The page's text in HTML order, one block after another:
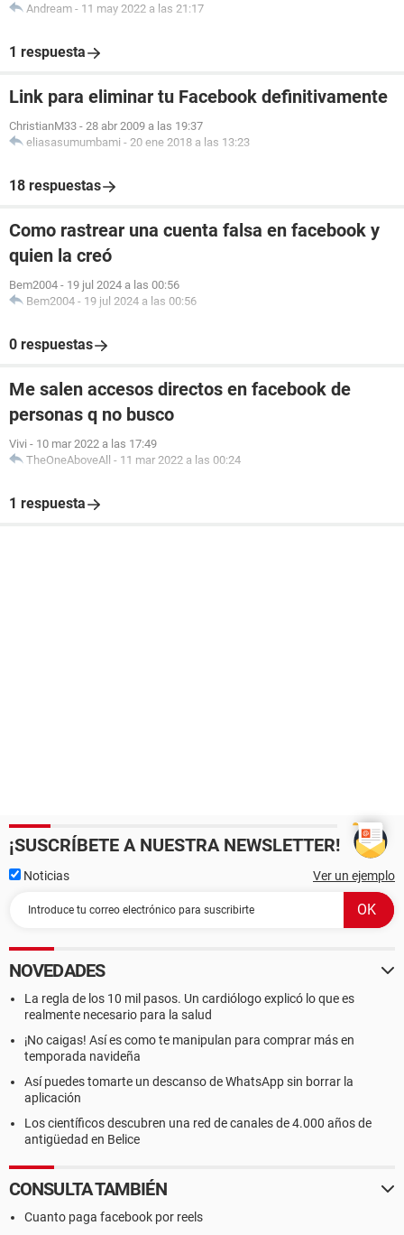
Andream - 11 may 2022 a las 21:17
1 respuesta
Link para eliminar tu Facebook definitivamente
ChristianM33 - 28 abr 2009 a las 19:37
eliasasumumbami - 20 ene 2018 a las 13:23
18 respuestas
Como rastrear una cuenta falsa en facebook y
quien la creó
Bem2004 - 19 jul 2024 a las 00:56
Bem2004 - 19 jul 2024 a las 00:56
0 respuestas
Me salen accesos directos en facebook de
personas q no busco
Vivi - 10 mar 2022 a las 17:49
TheOneAboveAll - 11 mar 2022 a las 00:24
1 respuesta
¡SUSCRÍBETE A NUESTRA NEWSLETTER!
Noticias Ver un ejemplo
NOVEDADES
La regla de los 10 mil pasos. Un cardiólogo explicó lo que es
realmente necesario para la salud
¡No caigas! Así es como te manipulan para comprar más en
temporada navideña
Así puedes tomarte un descanso de WhatsApp sin borrar la
aplicación
Los científicos descubren una red de canales de 4.000 años de
antigüedad en Belice
CONSULTA TAMBIÉN
Cuanto paga facebook por reels